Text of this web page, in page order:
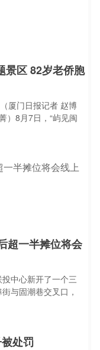
景区 82岁老侨胞
厦门日报记者 赵博
）8月7日，“屿见闽
超一半摊位将会
中心新开了一个三
与固潮巷交叉口，
处罚